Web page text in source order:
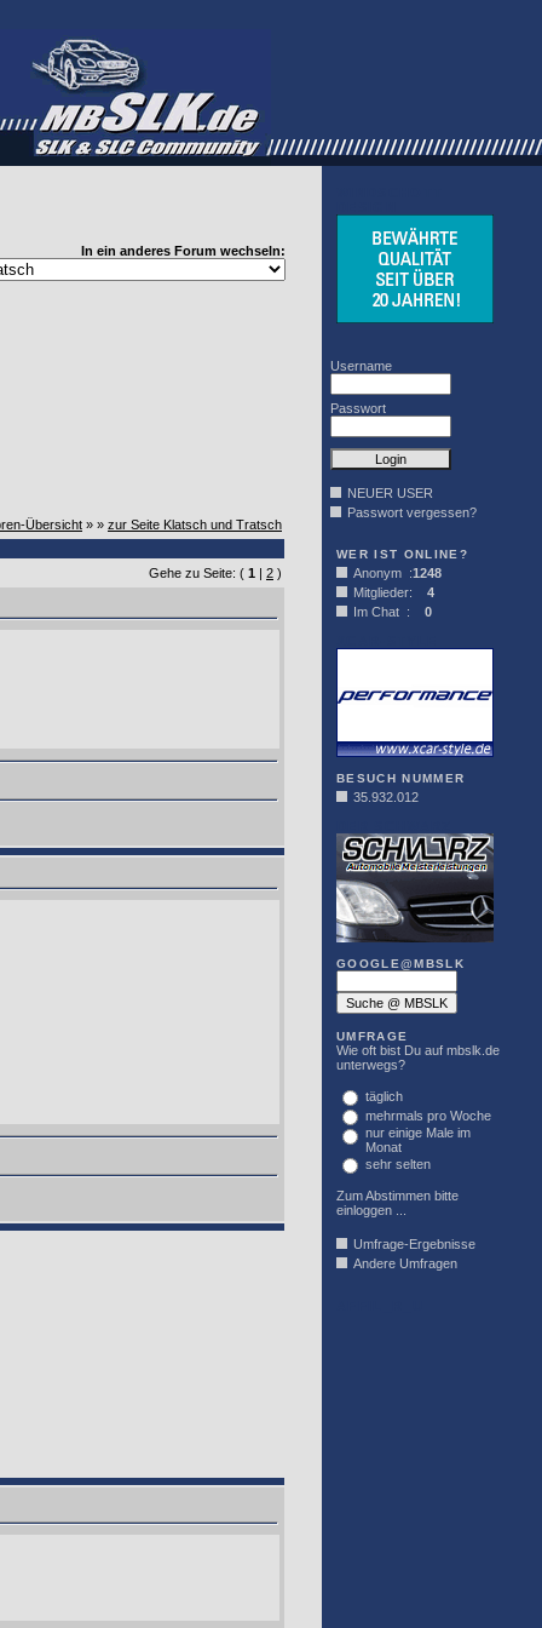
In ein anderes Forum wechseln:
Übersicht » » zur Seite Klatsch und Tratsch
Gehe zu Seite: ( 1 | 2 )
Username
Passwort
NEUER USER
Passwort vergessen?
WER IST ONLINE?
Anonym :1248
Mitglieder: 4
Im Chat : 0
BESUCH NUMMER
35.932.012
GOOGLE@MBSLK
UMFRAGE
Wie oft bist Du auf mbslk.de
unterwegs?
täglich
mehrmals pro Woche
nur einige Male im
Monat
sehr selten
Zum Abstimmen bitte
einloggen ...
Umfrage-Ergebnisse
Andere Umfragen